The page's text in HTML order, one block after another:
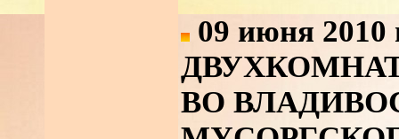
09 июня 2010
ВО